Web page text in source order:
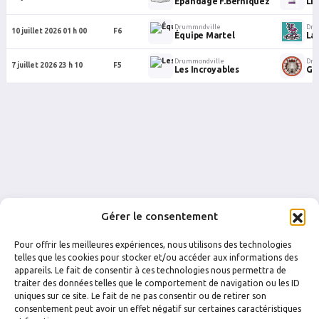
Gérer le consentement
Pour offrir les meilleures expériences, nous utilisons des technologies
telles que les cookies pour stocker et/ou accéder aux informations des
appareils. Le fait de consentir à ces technologies nous permettra de
traiter des données telles que le comportement de navigation ou les ID
uniques sur ce site. Le fait de ne pas consentir ou de retirer son
consentement peut avoir un effet négatif sur certaines caractéristiques
10 juillet 2026 01 h 00 F6
Drummndville
Équipe Martel La
7 juillet 2026 23 h 10 F5
Drummondville
Les Incroyables
FACEBOOK INSTAGRAM